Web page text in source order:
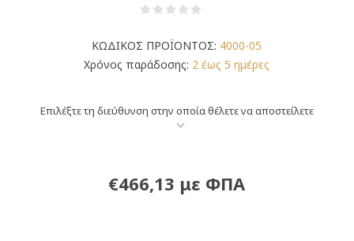
ΚΩΔΙΚΟΣ ΠΡΟΪΟΝΤΟΣ: 4000-05
Χρόνος παράδοσης: 2 έως 5 ημέρες
Επιλέξτε τη διεύθυνση στην οποία θέλετε να αποστείλετε
€466,13 με ΦΠΑ